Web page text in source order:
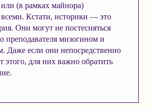
(в рамках майнора)
Кстати, историки — это
Они могут не постесняться
преподавателя мизогином и
Даже если они непосредственно
этого, для них важно обратить